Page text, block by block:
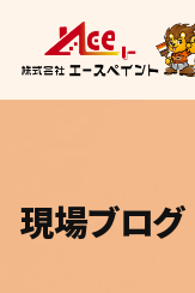
現場ブログ